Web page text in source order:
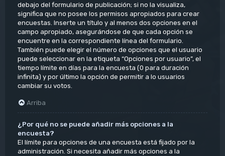
debajo del formulario de publicación; si no la visualiza,
significa que no posee los permisos apropiados para crear
encuestas. Inserte un título y al menos dos opciones en el
campo apropiado, asegurándose de que cada opción se
encuentre en la correspondiente línea del formulario.
También puede elegir el número de opciones que el usuario
puede seleccionar en la etiqueta “Opciones por usuario”, el
tiempo límite en días para la encuesta (0 para duración
infinita) y por último la opción de permitir a lo usuarios
cambiar su votos.
Arriba
¿Por qué no se puede añadir más opciones a la
encuesta?
El límite para opciones de una encuesta está fijado por la
administración. Si necesita añadir más opciones a la